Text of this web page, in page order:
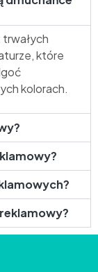
które
kolorach.